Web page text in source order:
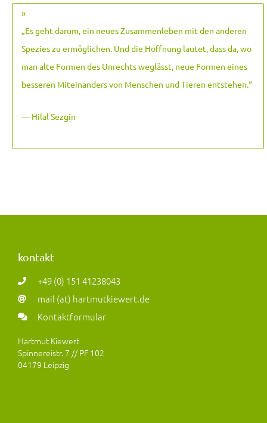
»
„Es geht darum, ein neues Zusammenleben mit den anderen
Spezies zu ermöglichen. Und die Hoffnung lautet, dass da, wo
man alte Formen des Unrechts weglässt, neue Formen eines
besseren Miteinanders von Menschen und Tieren entstehen.“
― Hilal Sezgin
kontakt
+49 (0) 151 41238043
mail (at) hartmutkiewert.de
Kontaktformular
Hartmut Kiewert
Spinnereistr. 7 // PF 102
04179 Leipzig